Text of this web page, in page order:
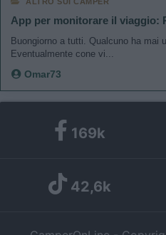
App per monitorare il viaggio:
Buongiorno a tutti. Qualcuno ha mai
Eventualmente cone vi...
Omar73
169k
42,6k